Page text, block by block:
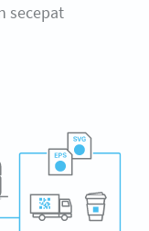
secepat